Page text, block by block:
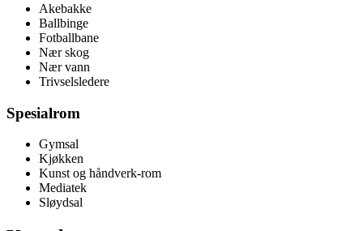
Akebakke
Ballbinge
Fotballbane
Nær skog
Nær vann
Trivselsledere
Spesialrom
Gymsal
Kjøkken
Kunst og håndverk-rom
Mediatek
Sløydsal